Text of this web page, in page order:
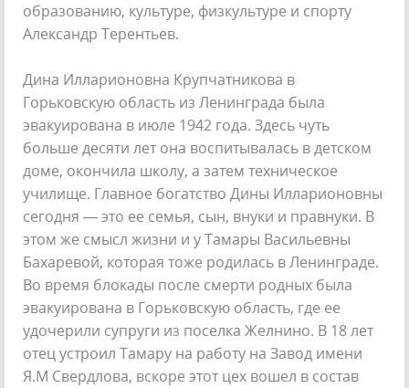
образованию, культуре, физкультуре и спорту
Александр Терентьев.
Дина Илларионовна Крупчатникова в
Горьковскую область из Ленинграда была
эвакуирована в июле 1942 года. Здесь чуть
больше десяти лет она воспитывалась в детском
доме, окончила школу, а затем техническое
училище. Главное богатство Дины Илларионовны
сегодня — это ее семья, сын, внуки и правнуки. В
этом же смысл жизни и у Тамары Васильевны
Бахаревой, которая тоже родилась в Ленинграде.
Во время блокады после смерти родных была
эвакуирована в Горьковскую область, где ее
удочерили супруги из поселка Желнино. В 18 лет
отец устроил Тамару на работу на Завод имени
Я.М Свердлова, вскоре этот цех вошел в состав